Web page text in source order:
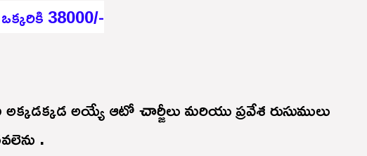
38000/-
అయ్యే ఆటో చార్జీలు మరియు ప్రవేశ రుసుములు
.